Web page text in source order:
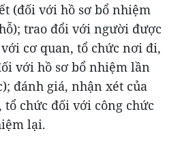
(đối với hồ sơ bổ nhiệm
trao đổi với người được
cơ quan, tổ chức nơi đi,
với hồ sơ bổ nhiệm lần
đánh giá, nhận xét của
chức đối với công chức
lại.